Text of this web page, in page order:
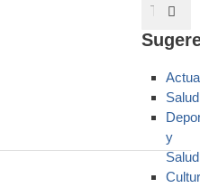
Salud
y
Salud